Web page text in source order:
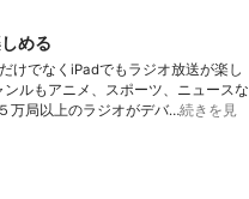
める
けでなくiPadでもラジオ放送が楽し
ルもアニメ、スポーツ、ニュースな
万局以上のラジオがデバ…続きを見